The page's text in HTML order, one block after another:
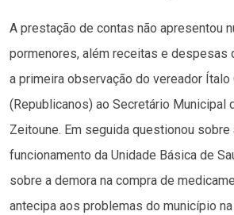
A prestação de contas não apresentou
pormenores, além receitas e despesas
a primeira observação do vereador Ítalo
(Republicanos) ao Secretário Municipal
Zeitoune. Em seguida questionou sobre
funcionamento da Unidade Básica de
sobre a demora na compra de
antecipa aos problemas do município